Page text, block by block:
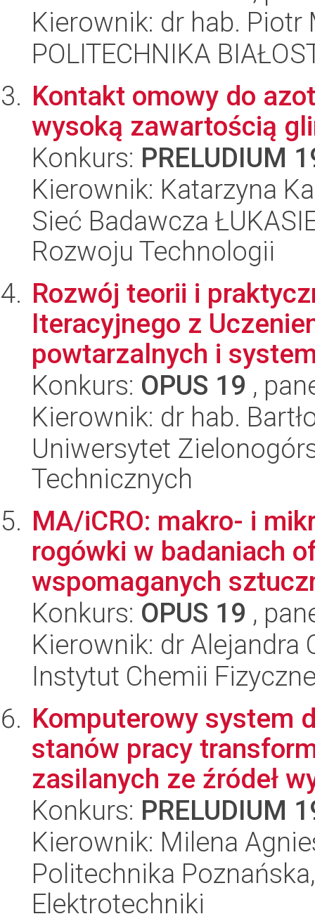
Kierownik: dr hab. Piotr
POLITECHNIKA
Kontakt omowy do
wysoką zawartością
Konkurs: PRELUDIUM
Kierownik: Katarzyna
Sieć Badawcza
Rozwoju Technologii
Rozwój teorii i
Iteracyjnego z
powtarzalnych i
Konkurs: OPUS 19 ,
Kierownik: dr hab.
Uniwersytet
Technicznych
MA/iCRO: makro- i
rogówki w badaniach
wspomaganych
Konkurs: OPUS 19 ,
Kierownik: dr Alejandra
Instytut Chemii
Komputerowy system
stanów pracy
zasilanych ze źródeł
Konkurs: PRELUDIUM
Kierownik: Milena
Politechnika
Elektrotechniki